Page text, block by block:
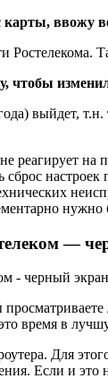
ввожу
чтобы
выйдет, т.н.
реагирует
настроек
—
время в
Для
Если и